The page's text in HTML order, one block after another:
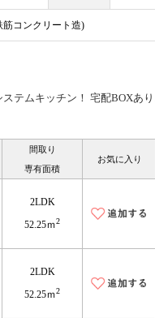
筋コンクリート造)
テムキッチン！ 宅配BOXあ
間取り
専有面積
お気に入り
2LDK
52.25ｍ2
2LDK
52.25ｍ2